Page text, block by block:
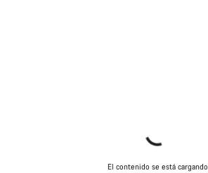
El contenido se está cargando